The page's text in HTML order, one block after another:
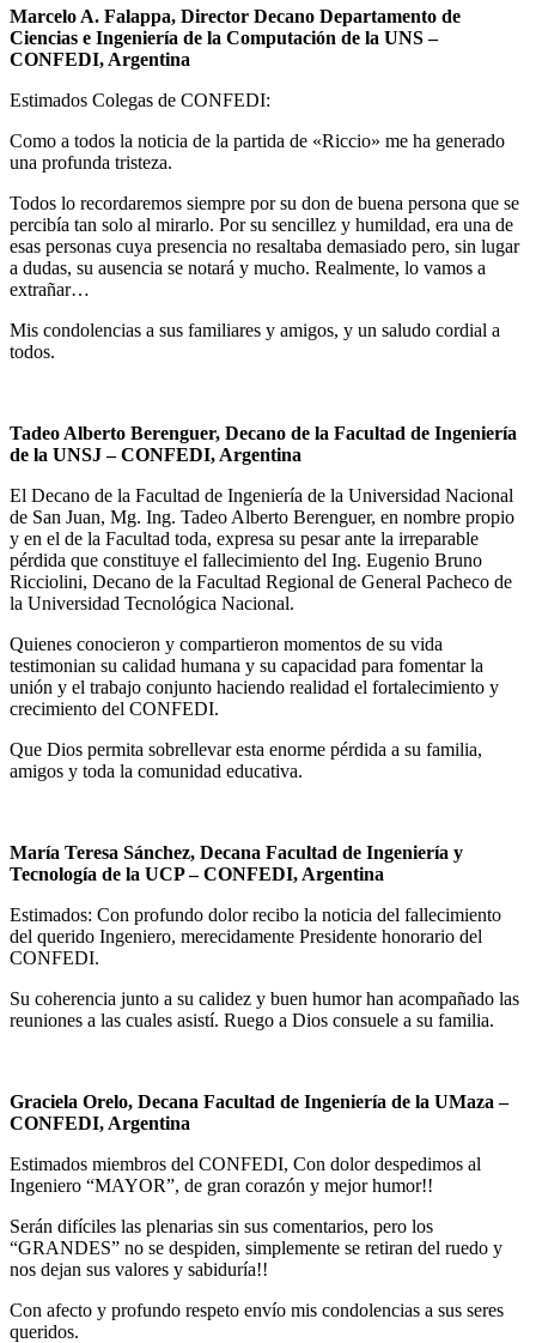
Marcelo A. Falappa, Director Decano Departamento de
Ciencias e Ingeniería de la Computación de la UNS –
CONFEDI, Argentina
Estimados Colegas de CONFEDI:
Como a todos la noticia de la partida de «Riccio» me ha generado
una profunda tristeza.
Todos lo recordaremos siempre por su don de buena persona que se
percibía tan solo al mirarlo. Por su sencillez y humildad, era una de
esas personas cuya presencia no resaltaba demasiado pero, sin lugar
a dudas, su ausencia se notará y mucho. Realmente, lo vamos a
extrañar…
Mis condolencias a sus familiares y amigos, y un saludo cordial a
todos.
Tadeo Alberto Berenguer, Decano de la Facultad de Ingeniería
de la UNSJ – CONFEDI, Argentina
El Decano de la Facultad de Ingeniería de la Universidad Nacional
de San Juan, Mg. Ing. Tadeo Alberto Berenguer, en nombre propio
y en el de la Facultad toda, expresa su pesar ante la irreparable
pérdida que constituye el fallecimiento del Ing. Eugenio Bruno
Ricciolini, Decano de la Facultad Regional de General Pacheco de
la Universidad Tecnológica Nacional.
Quienes conocieron y compartieron momentos de su vida
testimonian su calidad humana y su capacidad para fomentar la
unión y el trabajo conjunto haciendo realidad el fortalecimiento y
crecimiento del CONFEDI.
Que Dios permita sobrellevar esta enorme pérdida a su familia,
amigos y toda la comunidad educativa.
María Teresa Sánchez, Decana Facultad de Ingeniería y
Tecnología de la UCP– CONFEDI, Argentina
Estimados: Con profundo dolor recibo la noticia del fallecimiento
del querido Ingeniero, merecidamente Presidente honorario del
CONFEDI.
Su coherencia junto a su calidez y buen humor han acompañado las
reuniones a las cuales asistí. Ruego a Dios consuele a su familia.
Graciela Orelo, Decana Facultad de Ingeniería de la UMaza–
CONFEDI, Argentina
Estimados miembros del CONFEDI, Con dolor despedimos al
Ingeniero “MAYOR”, de gran corazón y mejor humor!!
Serán difíciles las plenarias sin sus comentarios, pero los
“GRANDES” no se despiden, simplemente se retiran del ruedo y
nos dejan sus valores y sabiduría!!
Con afecto y profundo respeto envío mis condolencias a sus seres
queridos.